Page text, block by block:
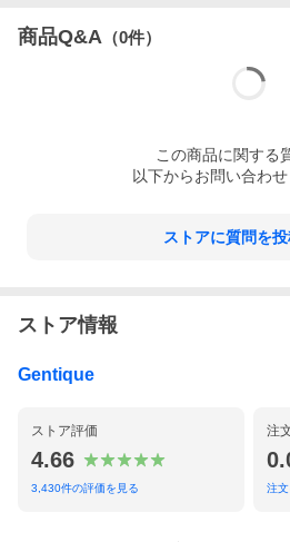
商品Q&A （0件）
この商品に関する
以下からお問い合わせ
ストアに質問を
ストア情報
Gentique
ストア評価
4.66
3,430件の評価を見る
注
注